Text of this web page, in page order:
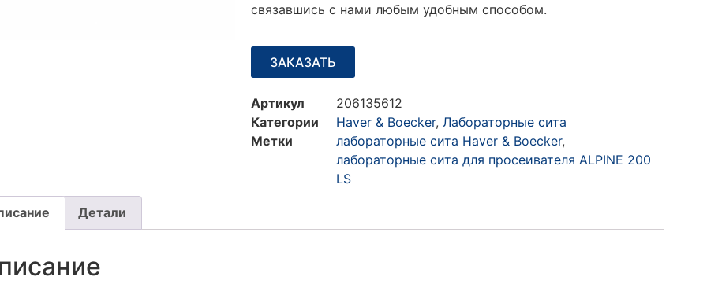
связавшись с нами любым удобным способом.
ЗАКАЗАТЬ
Артикул
206135612
Категории
Haver & Boecker, Лабораторные сита
Метки
лабораторные сита Haver & Boecker,
лабораторные сита для просеивателя ALPINE 200
LS
Детали